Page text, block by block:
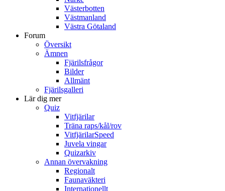
Västerbotten
Västmanland
Västra Götaland
Forum
Översikt
Ämnen
Fjärilsfrågor
Bilder
Allmänt
Fjärilsgalleri
Lär dig mer
Quiz
Vitfjärilar
Träna raps/kål/rov
VitfjärilarSpeed
Juvela vingar
Quizarkiv
Annan övervakning
Regionalt
Faunaväkteri
Internationellt